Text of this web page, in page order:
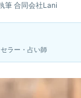
筆 合同会社Lani
ラー・占い師